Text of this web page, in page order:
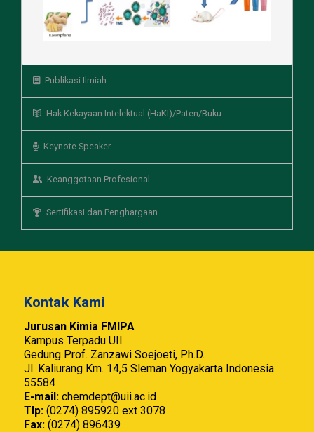
Publikasi Ilmiah
Hak Kekayaan Intelektual (HaKI)/Paten/Buku
Keynote Speaker
Keanggotaan Profesional
Sertifikasi dan Penghargaan
Kontak Kami
Jurusan Kimia FMIPA
Kampus Terpadu UII
Gedung Prof. Zanzawi Soejoeti, Ph.D.
Jl. Kaliurang Km. 14,5 Sleman Yogyakarta Indonesia
55584
E-mail: chemdept@uii.ac.id
Tlp:(0274) 895920 ext 3078
Fax:(0274) 896439